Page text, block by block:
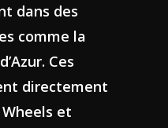
dans des
comme la
Ces
directement
et